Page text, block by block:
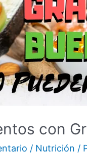
con
/ Nutrición /